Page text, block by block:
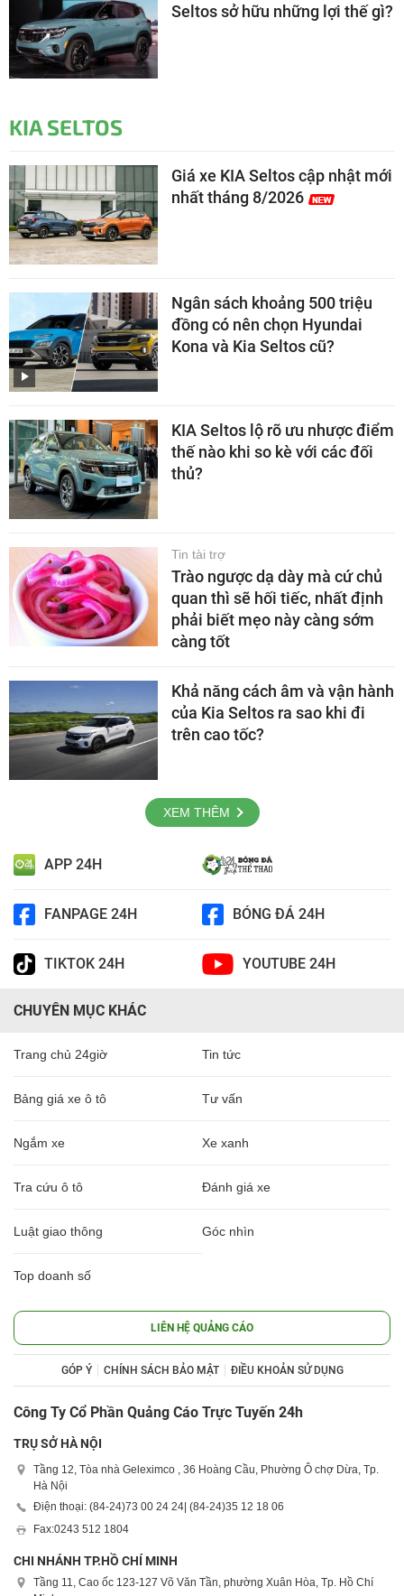
Seltos sở hữu những lợi thế gì?
KIA SELTOS
Giá xe KIA Seltos cập nhật mới
nhất tháng 8/2026
Ngân sách khoảng 500 triệu
đồng có nên chọn Hyundai
Kona và Kia Seltos cũ?
KIA Seltos lộ rõ ưu nhược điểm
thế nào khi so kè với các đối
thủ?
Tin tài trợ
Trào ngược dạ dày mà cứ chủ
quan thì sẽ hối tiếc, nhất định
phải biết mẹo này càng sớm
càng tốt
Khả năng cách âm và vận hành
của Kia Seltos ra sao khi đi
trên cao tốc?
XEM THÊM
APP 24H
FANPAGE 24H BÓNG ĐÁ 24H
TIKTOK 24H YOUTUBE 24H
CHUYÊN MỤC KHÁC
Trang chủ 24giờ Tin tức
Bảng giá xe ô tô Tư vấn
Ngắm xe Xe xanh
Tra cứu ô tô Đánh giá xe
Luật giao thông Góc nhìn
Top doanh số
LIÊN HỆ QUẢNG CÁO
GÓP Ý CHÍNH SÁCH BẢO MẬT ĐIỀU KHOẢN SỬ DỤNG
Công Ty Cổ Phần Quảng Cáo Trực Tuyến 24h
TRỤ SỞ HÀ NỘI
Tầng 12, Tòa nhà Geleximco , 36 Hoàng Cầu, Phường Ô chợ Dừa, Tp.
Hà Nội
Điện thoại: (84-24)73 00 24 24| (84-24)35 12 18 06
Fax:0243 512 1804
CHI NHÁNH TP.HỒ CHÍ MINH
Tầng 11, Cao ốc 123-127 Võ Văn Tần, phường Xuân Hòa, Tp. Hồ Chí